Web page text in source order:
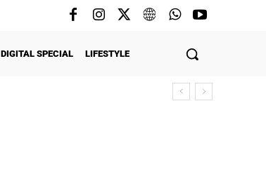
DIGITAL SPECIAL LIFESTYLE